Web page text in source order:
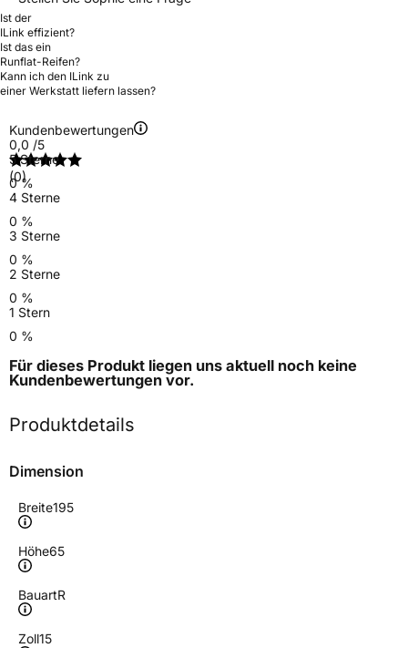
Ist der
ILink effizient?
Ist das ein
Runflat-Reifen?
Kann ich den ILink zu
einer Werkstatt liefern lassen?
Kundenbewertungen
0,0 /5
(0)
5 Sterne
0 %
4 Sterne
0 %
3 Sterne
0 %
2 Sterne
0 %
1 Stern
0 %
Für dieses Produkt liegen uns aktuell noch keine
Kundenbewertungen vor.
Produktdetails
Dimension
Breite195
Höhe65
BauartR
Zoll15